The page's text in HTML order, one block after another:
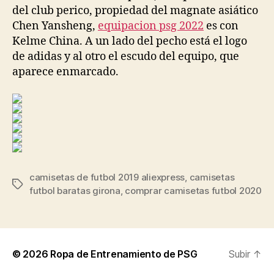
del club perico, propiedad del magnate asiático
Chen Yansheng, equipacion psg 2022 es con
Kelme China. A un lado del pecho está el logo
de adidas y al otro el escudo del equipo, que
aparece enmarcado.
Etiquetas
camisetas de futbol 2019 aliexpress camisetas
futbol baratas girona comprar camisetas futbol 2020
© 2026 Ropa de Entrenamiento de PSG Subir ↑